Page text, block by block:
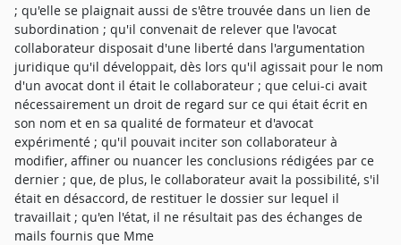
; qu'elle se plaignait aussi de s'être trouvée dans un lien de
subordination ; qu'il convenait de relever que l'avocat
collaborateur disposait d'une liberté dans l'argumentation
juridique qu'il développait, dès lors qu'il agissait pour le nom
d'un avocat dont il était le collaborateur ; que celui-ci avait
nécessairement un droit de regard sur ce qui était écrit en
son nom et en sa qualité de formateur et d'avocat
expérimenté ; qu'il pouvait inciter son collaborateur à
modifier, affiner ou nuancer les conclusions rédigées par ce
dernier ; que, de plus, le collaborateur avait la possibilité, s'il
était en désaccord, de restituer le dossier sur lequel il
travaillait ; qu'en l'état, il ne résultait pas des échanges de
mails fournis que Mme